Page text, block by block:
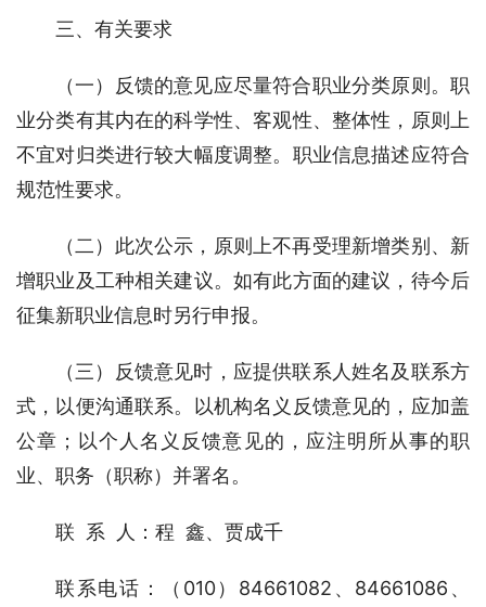
三、有关要求
（一）反馈的意见应尽量符合职业分类原则。职
业分类有其内在的科学性、客观性、整体性，原则上
不宜对归类进行较大幅度调整。职业信息描述应符合
规范性要求。
（二）此次公示，原则上不再受理新增类别、新
增职业及工种相关建议。如有此方面的建议，待今后
征集新职业信息时另行申报。
（三）反馈意见时，应提供联系人姓名及联系方
式，以便沟通联系。以机构名义反馈意见的，应加盖
公章；以个人名义反馈意见的，应注明所从事的职
业、职务（职称）并署名。
联  系  人：程  鑫、贾成千
联系电话：（010）84661082、84661086、